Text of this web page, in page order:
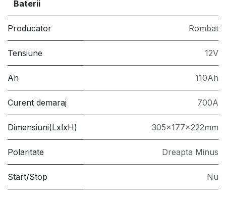
Baterii
Producator Rombat
Tensiune 12V
Ah 110Ah
Curent demaraj 700A
Dimensiuni(LxlxH) 305x177x222mm
Polaritate Dreapta Minus
Start/Stop Nu